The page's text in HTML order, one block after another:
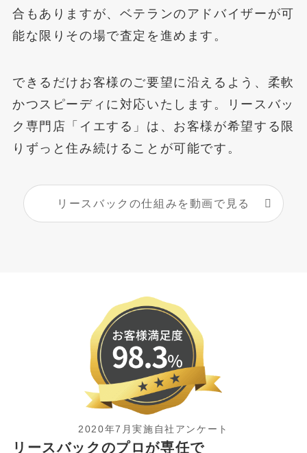
合もありますが、ベテランのアドバイザーが可
能な限りその場で査定を進めます。
できるだけお客様のご要望に沿えるよう、柔軟
かつスピーディに対応いたします。リースバッ
ク専門店「イエする」は、お客様が希望する限
りずっと住み続けることが可能です。
リースバックの仕組みを動画で見る
2020年7月実施自社アンケート
リースバックのプロが専任で